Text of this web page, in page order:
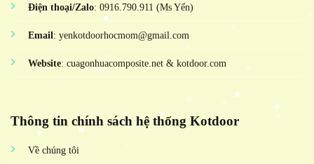
Điện thoại/Zalo: 0916.790.911 (Ms Yến)
Email: yenkotdoorhocmom@gmail.com
Website: cuagonhuacomposite.net & kotdoor.com
Thông tin chính sách hệ thống Kotdoor
Về chúng tôi